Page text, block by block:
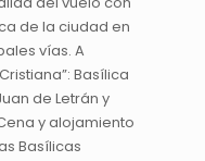
de la ciudad en
vías. A
Basílica
de Letrán y
y alojamiento
Basílicas